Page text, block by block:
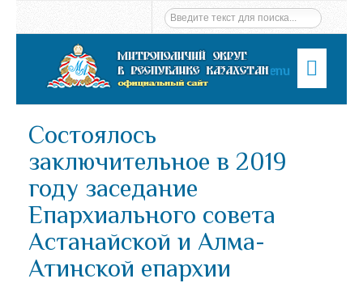
Menu
Состоялось
заключительное в 2019
году заседание
Епархиального совета
Астанайской и Алма-
Атинской епархии